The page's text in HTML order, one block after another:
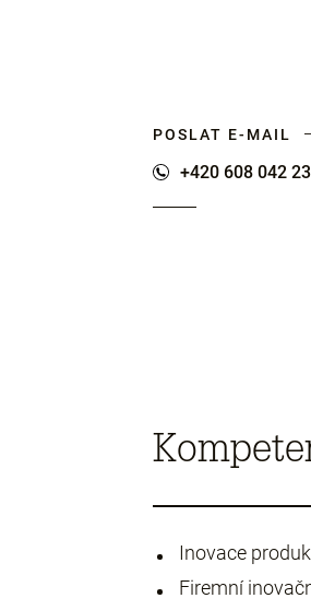
POSLAT E-MAIL
+420 608 042
Inovace
Firemní